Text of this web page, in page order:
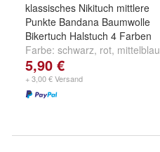
klassisches Nikituch mittlere
Punkte Bandana Baumwolle
Bikertuch Halstuch 4 Farben
Farbe: schwarz, rot, mittelblau
undweitere ...
5,90 €
+ 3,00 € Versand